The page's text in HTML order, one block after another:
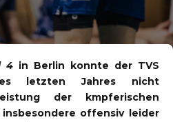
4 in Berlin konnte der TVS
letzten Jahres nicht
der kӓmpferischen
offensiv leider